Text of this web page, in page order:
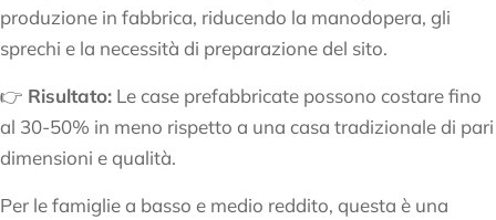
produzione in fabbrica, riducendo la manodopera, gli
sprechi e la necessità di preparazione del sito.
👉 Risultato: Le case prefabbricate possono costare fino
al 30-50% in meno rispetto a una casa tradizionale di pari
dimensioni e qualità.
Per le famiglie a basso e medio reddito, questa è una